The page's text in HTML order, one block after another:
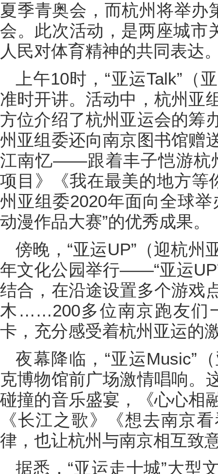
夏季青奥会，而杭州将举办
会。此次活动，是两座城市
人民对体育精神的共同表达
上午10时，“亚运Talk”
准时开讲。活动中，杭州亚
方位介绍了杭州亚运会的筹
州亚组委还向南京图书馆赠
江南忆——跟着丰子恺游杭
项目》《我在最美的地方等
州亚组委2020年面向全球
动漫作品大赛”的优秀成果。
傍晚，“亚运UP”（迎杭州
年文化公园举行——“亚运
结合，在沿途设置多个游戏
木……200多位南京跑友们
卡，充分感受着杭州亚运的
夜幕降临，“亚运Music”
克博物馆前广场激情唱响。
碰撞的音乐盛宴，《心心相
《长江之歌》《想去南京
律，也让杭州与南京相互致
据悉，“亚运走十城”大型